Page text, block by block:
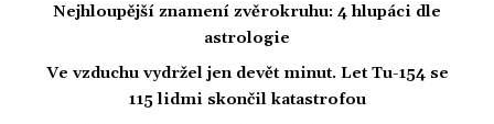
Nejhloupější znamení zvěrokruhu: 4 hlupáci dle
astrologie
Ve vzduchu vydržel jen devět minut. Let Tu-154 se
115 lidmi skončil katastrofou